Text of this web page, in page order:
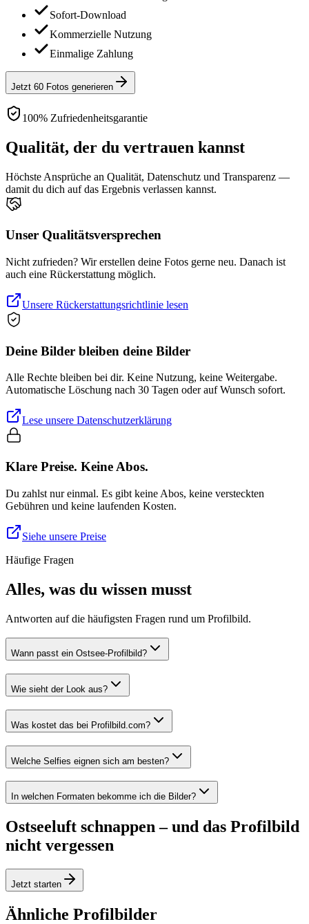
Sofort-Download
Kommerzielle Nutzung
Einmalige Zahlung
Jetzt 60 Fotos generieren
100% Zufriedenheitsgarantie
Qualität, der du vertrauen kannst
Höchste Ansprüche an Qualität, Datenschutz und Transparenz —
damit du dich auf das Ergebnis verlassen kannst.
Unser Qualitätsversprechen
Nicht zufrieden? Wir erstellen deine Fotos gerne neu. Danach ist
auch eine Rückerstattung möglich.
Unsere Rückerstattungsrichtlinie lesen
Deine Bilder bleiben deine Bilder
Alle Rechte bleiben bei dir. Keine Nutzung, keine Weitergabe.
Automatische Löschung nach 30 Tagen oder auf Wunsch sofort.
Lese unsere Datenschutzerklärung
Klare Preise. Keine Abos.
Du zahlst nur einmal. Es gibt keine Abos, keine versteckten
Gebühren und keine laufenden Kosten.
Siehe unsere Preise
Häufige Fragen
Alles, was du wissen musst
Antworten auf die häufigsten Fragen rund um Profilbild.
Wann passt ein Ostsee-Profilbild?
Wie sieht der Look aus?
Was kostet das bei Profilbild.com?
Welche Selfies eignen sich am besten?
In welchen Formaten bekomme ich die Bilder?
Ostseeluft schnappen – und das Profilbild
nicht vergessen
Jetzt starten
Ähnliche Profilbilder